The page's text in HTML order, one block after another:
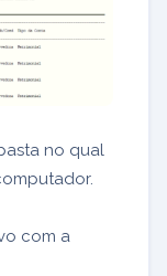
no qual
com a